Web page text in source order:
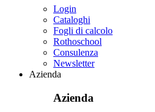
Login
Cataloghi
Fogli di calcolo
Rothoschool
Consulenza
Newsletter
Azienda
Azienda